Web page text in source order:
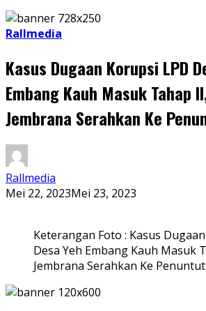
Rallmedia
Kasus Dugaan Korupsi LPD
Embang Kauh Masuk Tahap
Jembrana Serahkan Ke
Rallmedia
Mei 22, 2023Mei 23, 2023
Keterangan Foto : Kasus
Desa Yeh Embang Kauh Masuk
Jembrana Serahkan Ke